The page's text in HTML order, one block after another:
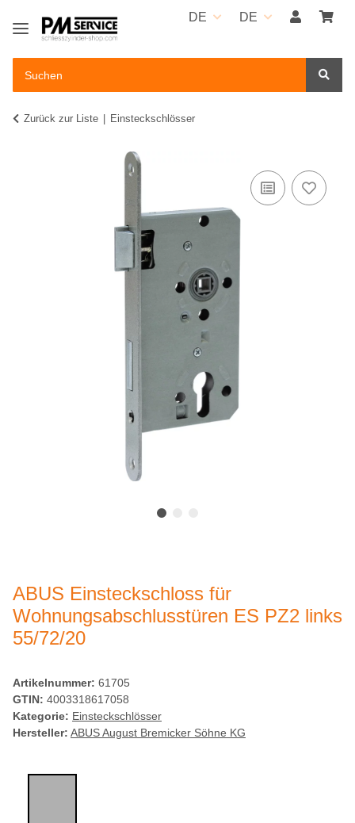
DE DE
Zurück zur Liste Einsteckschlösser
ABUS Einsteckschloss für
Wohnungsabschlusstüren ES PZ2 links
55/72/20
Artikelnummer: 61705
GTIN: 4003318617058
Kategorie: Einsteckschlösser
Hersteller: ABUS August Bremicker Söhne KG